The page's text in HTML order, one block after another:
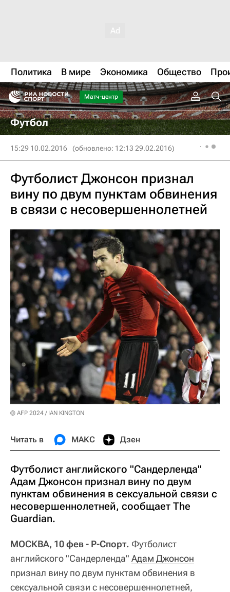
Политика В мире Экономика Общество
Матч-центр
Футбол
15:29 10.02.2016 (обновлено: 12:13 29.02.2016)
Футболист Джонсон признал
вину по двум пунктам обвинения
в связи с несовершеннолетней
© AFP 2024 / IAN KINGTON
Читать в МАКС Дзен
Футболист английского "Сандерленда"
Адам Джонсон признал вину по двум
пунктам обвинения в сексуальной связи с
несовершеннолетней, сообщает The
Guardian.
МОСКВА, 10 фев - Р-Спорт. Футболист
английского "Сандерленда" Адам Джонсон
признал вину по двум пунктам обвинения в
сексуальной связи с несовершеннолетней,